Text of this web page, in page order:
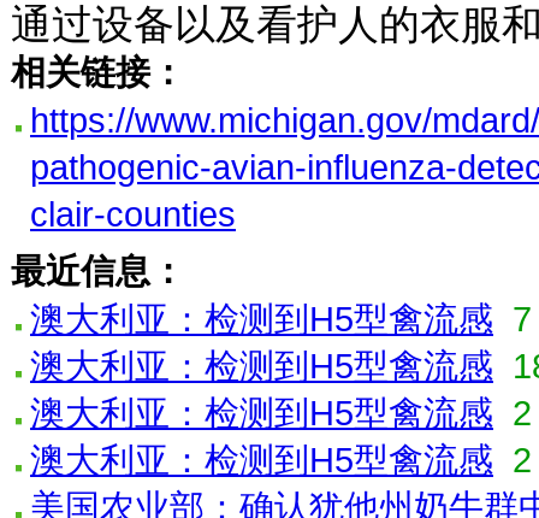
通过设备以及看护人的衣服
相关链接：
https://www.michigan.gov/
pathogenic-avian-influenza-
clair-counties
最近信息：
澳大利亚：检测到H5型禽流感
澳大利亚：检测到H5型禽流感
澳大利亚：检测到H5型禽流感
澳大利亚：检测到H5型禽流感
美国农业部：确认犹他州奶牛群